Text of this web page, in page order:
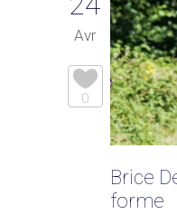
Avr
0
Brice
forme